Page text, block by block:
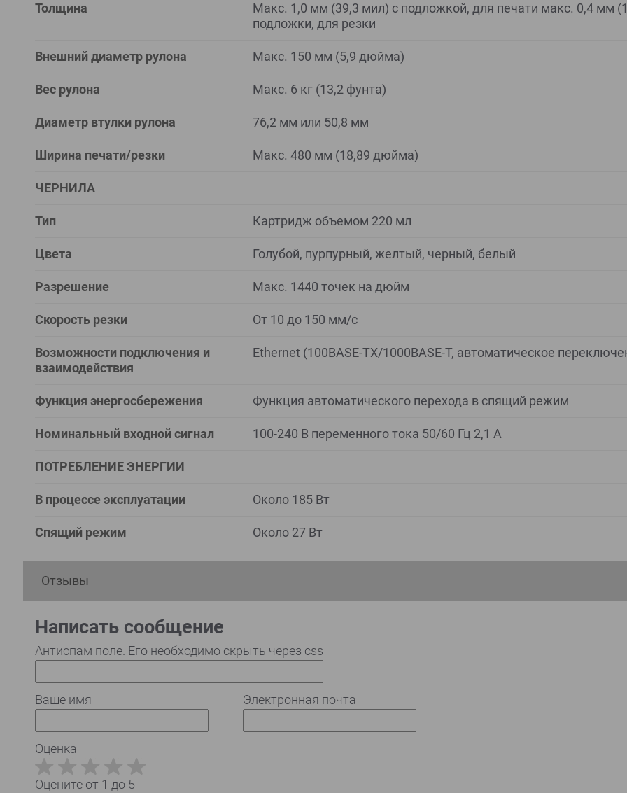
Толщина
Макс. 1,0 мм (39,3 мил) с подложкой, для печати макс. 0,4 мм
подложки, для резки
Внешний диаметр рулона Макс. 150 мм (5,9 дюйма)
Вес рулона Макс. 6 кг (13,2 фунта)
Диаметр втулки рулона 76,2 мм или 50,8 мм
Ширина печати/резки Макс. 480 мм (18,89 дюйма)
ЧЕРНИЛА
Тип Картридж объемом 220 мл
Цвета Голубой, пурпурный, желтый, черный, белый
Разрешение Макс. 1440 точек на дюйм
Скорость резки От 10 до 150 мм/с
Возможности подключения и
взаимодействия
Ethernet (100BASE-TX/1000BASE-T, автоматическое
Функция энергосбережения Функция автоматического перехода в спящий режим
Номинальный входной сигнал 100-240 В переменного тока 50/60 Гц 2,1 A
ПОТРЕБЛЕНИЕ ЭНЕРГИИ
В процессе эксплуатации Около 185 Вт
Спящий режим Около 27 Вт
Отзывы
Написать сообщение
Антиспам поле. Его необходимо скрыть через css
Ваше имя Электронная почта
Оценка
Оцените от 1 до 5